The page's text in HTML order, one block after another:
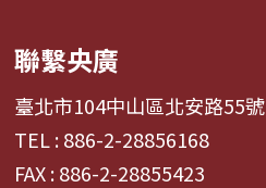
聯繫央廣
臺北市104中山區北安路55號
TEL : 886-2-28856168
FAX : 886-2-28855423